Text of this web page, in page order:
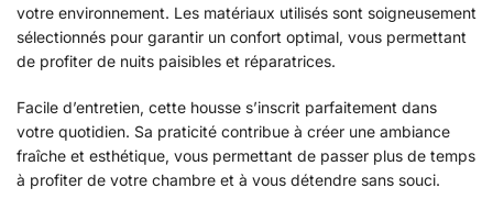
votre environnement. Les matériaux utilisés sont soigneusement
sélectionnés pour garantir un confort optimal, vous permettant
de profiter de nuits paisibles et réparatrices.
Facile d’entretien, cette housse s’inscrit parfaitement dans
votre quotidien. Sa praticité contribue à créer une ambiance
fraîche et esthétique, vous permettant de passer plus de temps
à profiter de votre chambre et à vous détendre sans souci.